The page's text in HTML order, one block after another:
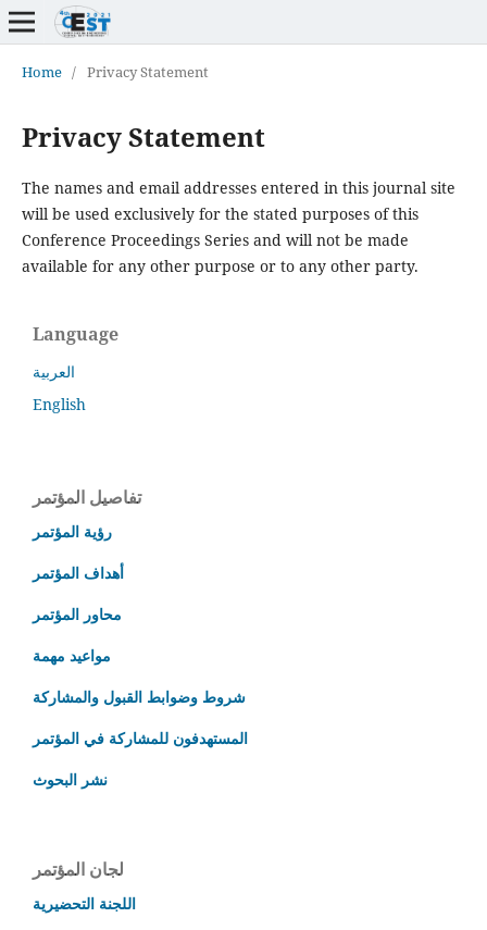
Home / Privacy Statement
Privacy Statement
The names and email addresses entered in this journal site
will be used exclusively for the stated purposes of this
Conference Proceedings Series and will not be made
available for any other purpose or to any other party.
Language
العربية
English
تفاصيل المؤتمر
رؤية المؤتمر
أهداف المؤتمر
محاور المؤتمر
شروط وضوابط القبول والمشاركة
المستهدفون للمشاركة في المؤتمر
نشر البحوث
لجان المؤتمر
اللجنة التحضيرية